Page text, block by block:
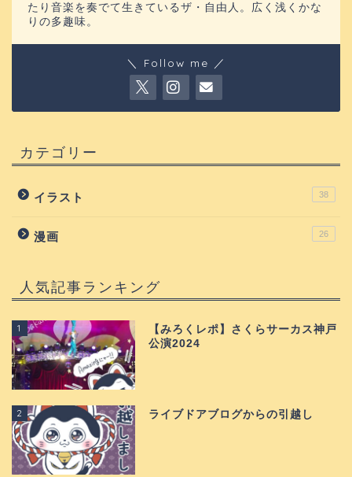
たり音楽を奏でて生きているザ・自由人。広く浅くかな
りの多趣味。
＼ Follow me ／
カテゴリー
イラスト 38
漫画 26
人気記事ランキング
1
【みろくレポ】さくらサーカス神戸
公演2024
2 ライブドアブログからの引越し